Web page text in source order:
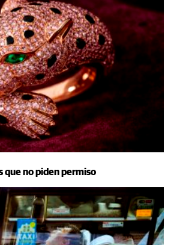
que no piden permiso